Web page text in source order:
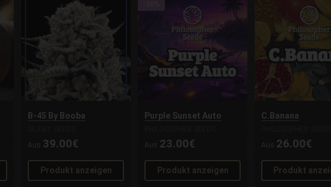
B-45 By Booba
Aus 39.00€
Produkt anzeigen
Purple Sunset Auto
Aus 23.00€
Produkt anzeigen
C.Banana
Aus 26.00€
Produkt